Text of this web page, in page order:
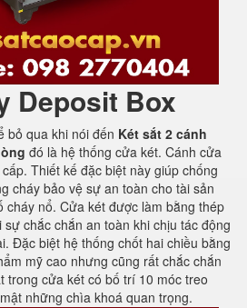
Deposit Box
bỏ qua khi nói đến Két sắt 2 cánh
đó là hệ thống cửa két. Cánh cửa
Thiết kế đặc biệt này giúp chống
cháy bảo vệ sự an toàn cho tài sản
cháy nổ. Cửa két được làm bằng thép
chắc chắn an toàn khi chịu tác động
Đặc biệt hệ thống chốt hai chiều bằng
mỹ cao nhưng cũng rất chắc chắn
trong cửa két có bố trí 10 móc treo
những chìa khoá quan trọng.